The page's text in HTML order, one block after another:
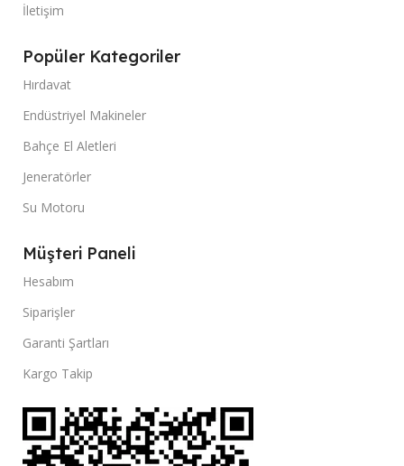
İletişim
Popüler Kategoriler
Hırdavat
Endüstriyel Makineler
Bahçe El Aletleri
Jeneratörler
Su Motoru
Müşteri Paneli
Hesabım
Siparişler
Garanti Şartları
Kargo Takip